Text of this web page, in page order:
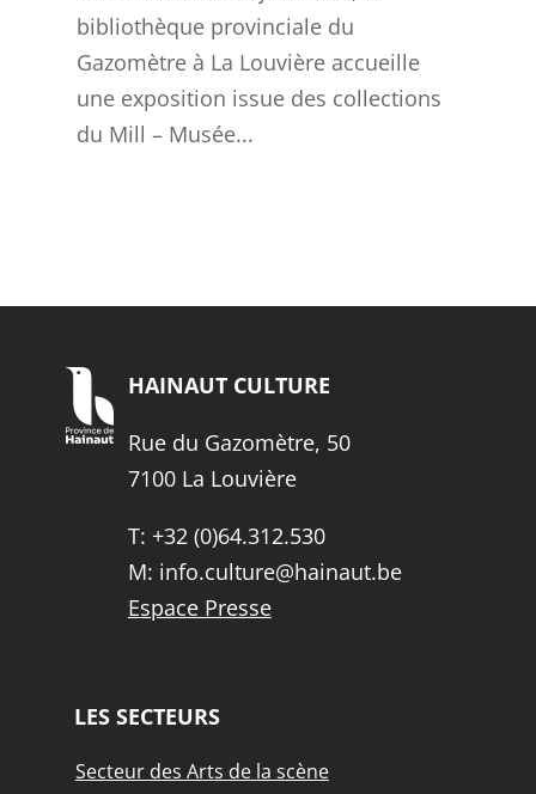
bibliothèque provinciale du
Gazomètre à La Louvière accueille
une exposition issue des collections
du Mill – Musée...
HAINAUT CULTURE
Rue du Gazomètre, 50
7100 La Louvière
T: +32 (0)64.312.530
M: info.culture@hainaut.be
Espace Presse
LES SECTEURS
Secteur des Arts de la scène